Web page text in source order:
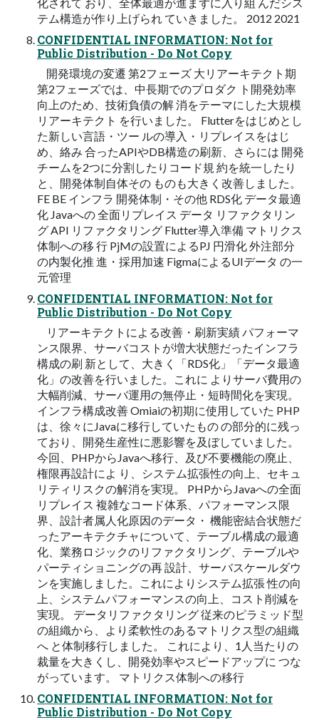
テム構造が作り上げられ ていきました。 2012 2021
CONFIDENTIAL INFORMATION: Not for
Public Distribution - Do Not Copy
開発環境の変遷 第2フェーズ 大リアーキテクト期
第2フェーズでは、中長期でのプロダク ト開発効率
向上のため、技術負債の解 消をテーマにした大規模
リアーキテクト を行いました。 Flutterをはじめとし
た新しい言語・ツー ルの導入・リプレイスをはじ
め、絡み 合ったAPIやDB構造の刷新、さらには 開発
チームを2つに分割したりコード規 約を統一したり
と、開発体制自体その ものも大きく改善しました。
FE BE インフラ 開発体制・その他 RDS化 データ最適
化 Javaへの 全面リプレイス データ リファクタリン
グ API リファクタリング Flutter導入準備 マトリクス
体制への移 行 PjMの設置によるPJ 円滑化 外注部分
の内製化推 進・採用加速 FigmaによるUIデータ の一
元管理
CONFIDENTIAL INFORMATION: Not for
Public Distribution - Do Not Copy
リアーキテクトによる改善・刷新実績 パフォーマ
ンス限界、サーバコストが増大状態だったインフラ
構成の刷 新として、大きく「RDS化」「データ最適
化」の改善を行いました。これに よりサーバ費用の
大幅削減、サーバ運用の無停止・短時間化を実現。
インフラ構成改善 Omiaiの初期に使用していた PHP
は、徐々にJavaに移行していたもの の部分的に残っ
ており、開発生産性に悪影響を及ぼしていました。
今回、PHPからJavaへ移行、及び不要機能の廃止、
権限再設計によ り、システム拡張性の向上、セキュ
リティリスクの解消を実現。 PHPからJavaへの全面
リプレイス 複雑なコード体系、パフォーマンス限
界、設計者属人化原因のデータ・ 機能密結合状態だ
ったアーキテクチャについて、テーブル構成の最適
化、業務ロジックのリファクタリング、テーブルや
パーティショニングの再 設計、サーバスケールダウ
ンを実施しました。これによりシステム拡張 性の向
上、システムパフォーマンスの向上、コスト削減を
実現。 データリファクタリング 従来のピラミッド型
の組織から、より柔軟性のあるマトリクス型の組織
へ と体制移行しました。 これにより、1人当たりの
裁量を大きくし、開発効率やスピードアップに つな
がっています。 マトリクス体制への移行
CONFIDENTIAL INFORMATION: Not for
Public Distribution - Do Not Copy